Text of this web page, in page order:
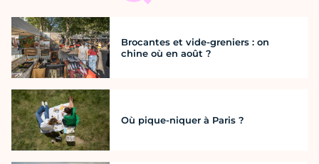
Brocantes et vide-greniers : on
chine où en août ?
Où pique-niquer à Paris ?